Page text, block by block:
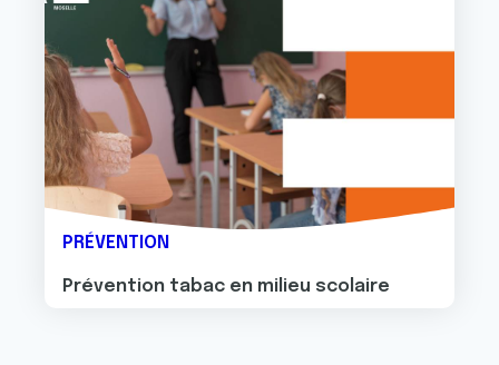
PRÉVENTION
Prévention tabac en milieu scolaire